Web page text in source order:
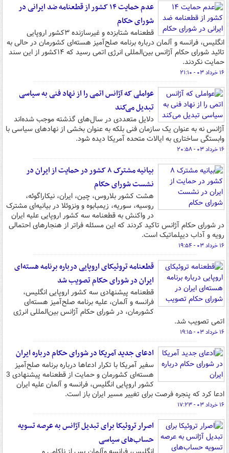
عدم حمایت ۱۴ کشور از قطعنامه ضد ایرانی در
شورای حکام
قطعنامه شتابزده و غیرسازنده ۳کشور اروپایی
انگلیس، فرانسه و آلمان درباره برنامه صلح‌آمیز هسته‌ای کشورمان در حالی به
تائید شورای حکام آژانس بین‌المللی انرژی اتمی رسید که ۱۴کشور از این سند
حمایت نکردند.
۱۶ خرداد ۰۳ - ۲۱:۱۰
عواملی که آژانس اتمی را از نهاد فنی به سیاسی
تبدیل می‌کند
دلایل متعددی در سال‌های گذشته موجب شده‌اند
آژانس نه به عنوان یک سازمان فنی بلکه به عنوان بخشی از نهادهای سیاسی با
وابستگی ساختاری به ایالات متحده آمریکا دیده شود.
۱۶ خرداد ۰۳ - ۲۰:۵۸
بیانیه مشترک ۸ کشور در حمایت از ایران در
نشست شورای حکام
هشت کشور بلاروس، چین، ایران، نیکاراگوئه،
روسیه، سوریه، زیمبابوه و ونزوئلا در بیانیه‌ای مشترک
در واکنش به قطعنامه سه کشور اروپایی علیه ایران
در شورای حکام آژانس تاکید کردند که این مسئله فراتر از هنجارهای احتمالی
رویه و آداب دیپلماتیک است.
۱۶ خرداد ۰۳ - ۱۹:۵۴
قطعنامه تروئیکای اروپایی درباره برنامه هسته‌ای
ایران در شورای حکام تصویب شد
قطعنامه پیشنهادی سه کشور اروپایی انگلیس،
فرانسه و آلمان، علیه برنامه صلح‌آمیز هسته‌ای
کشورمان، در شورای حکام آژانس بین‌المللی انرژی
اتمی تصویب شد.
۱۶ خرداد ۰۳ - ۱۹:۱۵
ادعای جدید آمریکا در شورای حکام درباره ایران
سفیر آمریکا با تکرار ادعاها درباره برنامه صلح‌آمیز
هسته‌ای کشورمان و حمایت از قطعنامه پیشنهادی 3
کشور اروپایی انگلیس، فرانسه و آلمان علیه ایران
ادعا کرد که پنجره فرصت برای تغییر مسیر ایران باز است.
۱۶ خرداد ۰۳ - ۱۷:۲۳
اصرار تروئیکا برای تبدیل آژانس به عرصه تسویه
حساب‌های سیاسی